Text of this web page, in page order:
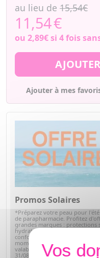
au lieu de 15,54€
11,54€
ou 2,89€si 4 fois
Ajouter à mes
Promos Solaires
*Préparez votre peau pour
de parapharmacie. Profitez
grandes marques : protections
hydratants et soins adaptés à
confort et sécurité tout en
moment idéal pour faire le
valable sur articles signalés,
31/08/2026.Voir la sélection